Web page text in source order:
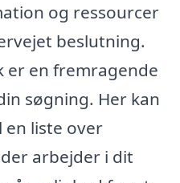
og ressourcer
beslutning.
er en fremragende
søgning. Her kan
en liste over
arbejder i dit